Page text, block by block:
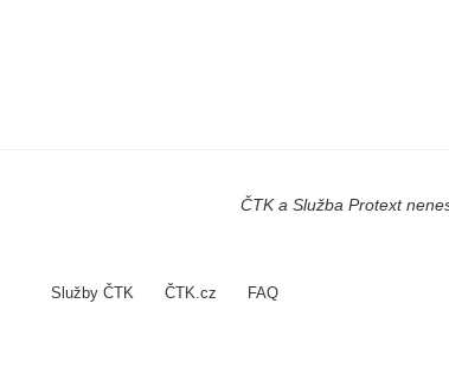
ČTK a Služba Protext
Služby ČTK ČTK.cz FAQ